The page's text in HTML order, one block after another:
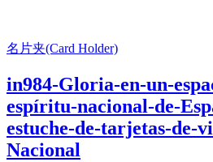
名片夹(Card Holder)
in984-Gloria-en-un-
espíritu-nacional-de-
estuche-de-tarjetas-de-
Nacional